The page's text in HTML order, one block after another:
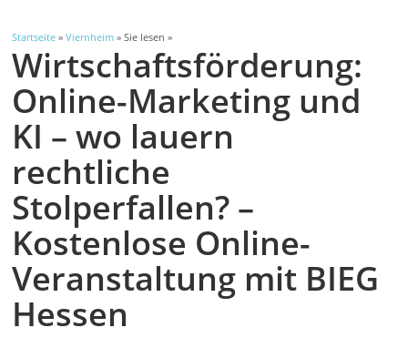
Startseite »Viernheim » Sie lesen »
Wirtschaftsförderung:
Online-Marketing und
KI – wo lauern
rechtliche
Stolperfallen? –
Kostenlose Online-
Veranstaltung mit BIEG
Hessen